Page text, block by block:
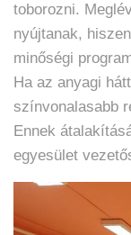
toborozni.
nyújtanak,
minőségi
Ha az anyagi
színvonalasabb
Ennek
egyesület